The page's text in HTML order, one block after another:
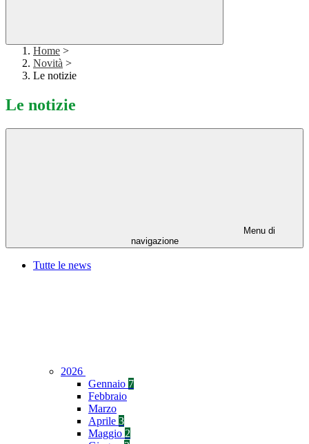
Home >
Novità >
Le notizie
Le notizie
Menu di
navigazione
Tutte le news
2026
Gennaio 7
Febbraio
Marzo
Aprile 3
Maggio 2